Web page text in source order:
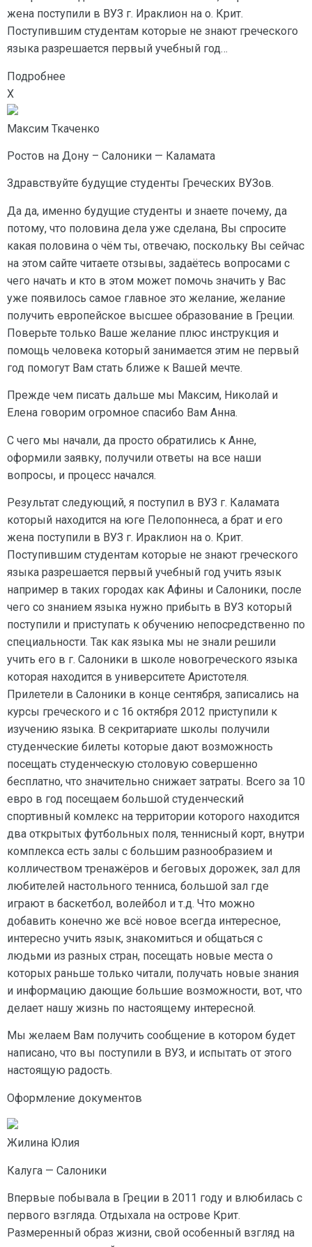
жена поступили в ВУЗ г. Ираклион на о. Крит.
Поступившим студентам которые не знают греческого
языка разрешается первый учебный год…
Подробнее
X
Максим Ткаченко
Ростов на Дону – Салоники — Каламата
Здравствуйте будущие студенты Греческих ВУЗов.
Да да, именно будущие студенты и знаете почему, да
потому, что половина дела уже сделана, Вы спросите
какая половина о чём ты, отвечаю, поскольку Вы сейчас
на этом сайте читаете отзывы, задаётесь вопросами с
чего начать и кто в этом может помочь значить у Вас
уже появилось самое главное это желание, желание
получить европейское высшее образование в Греции.
Поверьте только Ваше желание плюс инструкция и
помощь человека который занимается этим не первый
год помогут Вам стать ближе к Вашей мечте.
Прежде чем писать дальше мы Максим, Николай и
Елена говорим огромное спасибо Вам Анна.
С чего мы начали, да просто обратились к Анне,
оформили заявку, получили ответы на все наши
вопросы, и процесс начался.
Результат следующий, я поступил в ВУЗ г. Каламата
который находится на юге Пелопоннеса, а брат и его
жена поступили в ВУЗ г. Ираклион на о. Крит.
Поступившим студентам которые не знают греческого
языка разрешается первый учебный год учить язык
например в таких городах как Афины и Салоники, после
чего со знанием языка нужно прибыть в ВУЗ который
поступили и приступать к обучению непосредственно по
специальности. Так как языка мы не знали решили
учить его в г. Салоники в школе новогреческого языка
которая находится в университете Аристотеля.
Прилетели в Салоники в конце сентября, записались на
курсы греческого и с 16 октября 2012 приступили к
изучению языка. В секритариате школы получили
студенческие билеты которые дают возможность
посещать студенческую столовую совершенно
бесплатно, что значительно снижает затраты. Всего за 10
евро в год посещаем большой студенческий
спортивный комлекс на территории которого находится
два открытых футбольных поля, теннисный корт, внутри
комплекса есть залы с большим разнообразием и
колличеством тренажёров и беговых дорожек, зал для
любителей настольного тенниса, большой зал где
играют в баскетбол, волейбол и т.д. Что можно
добавить конечно же всё новое всегда интересное,
интересно учить язык, знакомиться и общаться с
людьми из разных стран, посещать новые места о
которых раньше только читали, получать новые знания
и информацию дающие большие возможности, вот, что
делает нашу жизнь по настоящему интересной.
Мы желаем Вам получить сообщение в котором будет
написано, что вы поступили в ВУЗ, и испытать от этого
настоящую радость.
Оформление документов
Жилина Юлия
Калуга — Салоники
Впервые побывала в Греции в 2011 году и влюбилась с
первого взгляда. Отдыхала на острове Крит.
Размеренный образ жизни, свой особенный взгляд на